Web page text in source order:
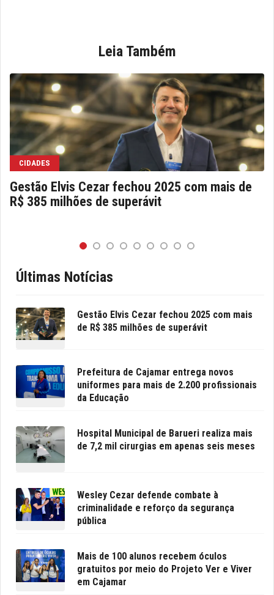
Leia Também
CIDADES
Gestão Elvis Cezar fechou 2025 com mais de
R$ 385 milhões de superávit
Últimas Notícias
Gestão Elvis Cezar fechou 2025 com mais
de R$ 385 milhões de superávit
Prefeitura de Cajamar entrega novos
uniformes para mais de 2.200 profissionais
da Educação
Hospital Municipal de Barueri realiza mais
de 7,2 mil cirurgias em apenas seis meses
Wesley Cezar defende combate à
criminalidade e reforço da segurança
pública
Mais de 100 alunos recebem óculos
gratuitos por meio do Projeto Ver e Viver
em Cajamar